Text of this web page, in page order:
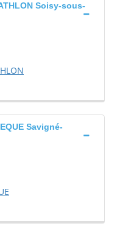
Soisy-sous-
Savigné-